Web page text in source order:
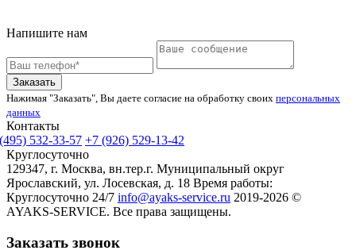
Напишите нам
Заказать
Нажимая "Заказать", Вы даете согласие на обработку своих персональных
данных
Контакты
532-33-57 +7 (926) 529-13-42
Круглосуточно
129347, г. Москва, вн.тер.г. Муниципальный округ
Ярославский, ул. Лосевская, д. 18 Время работы:
Круглосуточно 24/7 info@ayaks-service.ru 2019-2026 ©
AYAKS-SERVICE. Все права защищены.
Заказать звонок